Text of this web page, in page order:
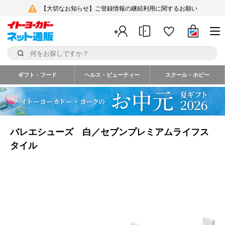
【大切なお知らせ】ご登録情報の継続利用に関するお願い
ギフト・フード ヘルス・ビューティー スクール・ホビー
バレエシューズ 白／セブンプレミアムライフス
タイル